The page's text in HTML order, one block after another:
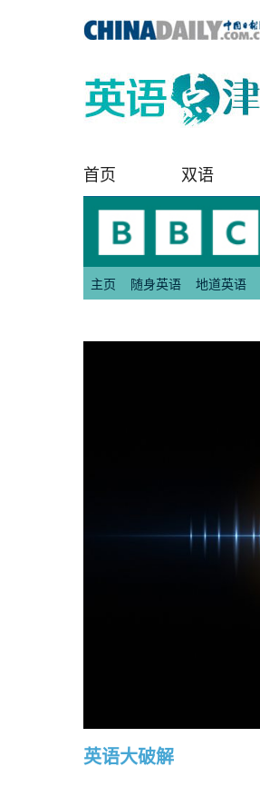
首页 双语
主页 随身英语 地道英语
英语大破解